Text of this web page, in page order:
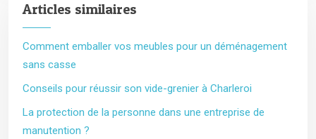
Articles similaires
Comment emballer vos meubles pour un déménagement
sans casse
Conseils pour réussir son vide-grenier à Charleroi
La protection de la personne dans une entreprise de
manutention ?